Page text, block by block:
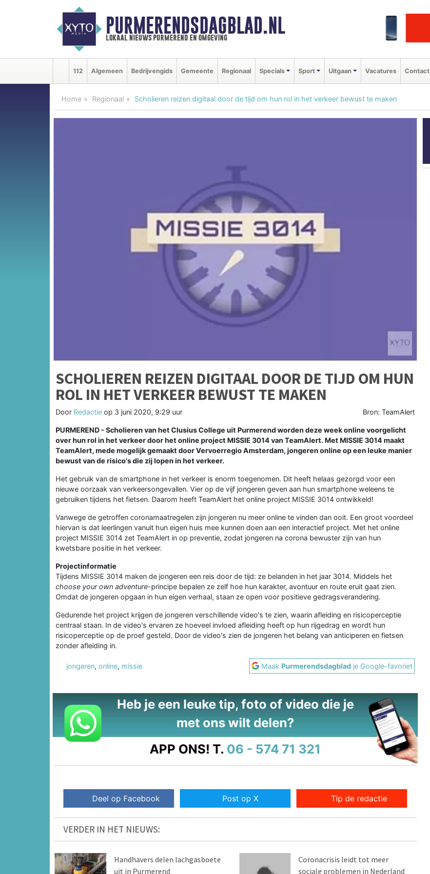
PURMERENDSDAGBLAD.NL
lokaal nieuws purmerend en omgeving
112 Algemeen Bedrijvengids Gemeente Regionaal Specials Sport Uitgaan Vacatures Contact
Home Regionaal Scholieren reizen digitaal door de tijd om hun rol in het verkeer bewust te maken
SCHOLIEREN REIZEN DIGITAAL DOOR DE TIJD OM HUN
ROL IN HET VERKEER BEWUST TE MAKEN
Door Redactie op 3 juni 2020, 9:29 uur Bron: TeamAlert
PURMEREND - Scholieren van het Clusius College uit Purmerend worden deze week online voorgelicht
over hun rol in het verkeer door het online project MISSIE 3014 van TeamAlert. Met MISSIE 3014 maakt
TeamAlert, mede mogelijk gemaakt door Vervoerregio Amsterdam, jongeren online op een leuke manier
bewust van de risico's die zij lopen in het verkeer.
Het gebruik van de smartphone in het verkeer is enorm toegenomen. Dit heeft helaas gezorgd voor een
nieuwe oorzaak van verkeersongevallen. Vier op de vijf jongeren geven aan hun smartphone weleens te
gebruiken tijdens het fietsen. Daarom heeft TeamAlert het online project MISSIE 3014 ontwikkeld!
Vanwege de getroffen coronamaatregelen zijn jongeren nu meer online te vinden dan ooit. Een groot voordeel
hiervan is dat leerlingen vanuit hun eigen huis mee kunnen doen aan een interactief project. Met het online
project MISSIE 3014 zet TeamAlert in op preventie, zodat jongeren na corona bewuster zijn van hun
kwetsbare positie in het verkeer.
Projectinformatie
Tijdens MISSIE 3014 maken de jongeren een reis door de tijd: ze belanden in het jaar 3014. Middels het
choose your own adventure-principe bepalen ze zelf hoe hun karakter, avontuur en route eruit gaat zien.
Omdat de jongeren opgaan in hun eigen verhaal, staan ze open voor positieve gedragsverandering.
Gedurende het project krijgen de jongeren verschillende video's te zien, waarin afleiding en risicoperceptie
centraal staan. In de video's ervaren ze hoeveel invloed afleiding heeft op hun rijgedrag en wordt hun
risicoperceptie op de proef gesteld. Door de video's zien de jongeren het belang van anticiperen en fietsen
zonder afleiding in.
jongeren, online, missie Maak Purmerendsdagblad je Google-favoriet
Heb je een leuke tip, foto of video die je
met ons wilt delen?
APP ONS! T. 06 - 574 71 321
Deel op Facebook Post op X Tip de redactie
VERDER IN HET NIEUWS:
Handhavers delen lachgasboete
uit in Purmerend
Coronacrisis leidt tot meer
sociale problemen in Nederland